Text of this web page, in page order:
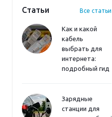
Статьи Все статьи
Как и какой
кабель
выбрать для
интернета:
подробный гид
Зарядные
станции для